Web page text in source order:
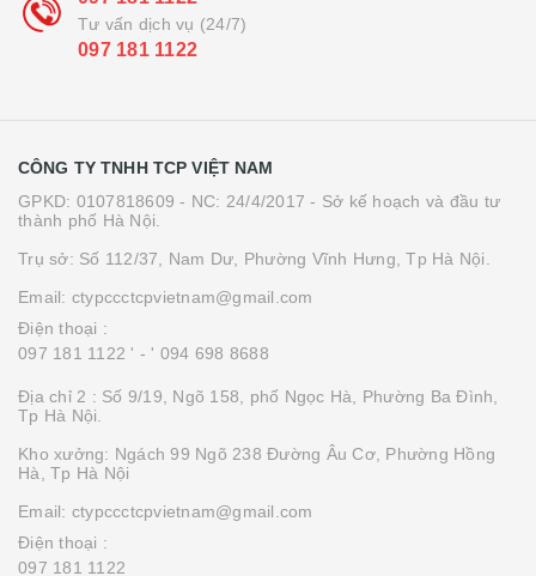
Tư vấn dịch vụ (24/7)
097 181 1122
CÔNG TY TNHH TCP VIỆT NAM
GPKD: 0107818609 - NC: 24/4/2017 - Sở kế hoạch và đầu tư
thành phố Hà Nội.
Trụ sở: Số 112/37, Nam Dư, Phường Vĩnh Hưng, Tp Hà Nội.
Email: ctypccctcpvietnam@gmail.com
Điện thoại :
097 181 1122 ' - ' 094 698 8688
Địa chỉ 2 : Số 9/19, Ngõ 158, phố Ngọc Hà, Phường Ba Đình,
Tp Hà Nội.
Kho xưởng: Ngách 99 Ngõ 238 Đường Âu Cơ, Phường Hồng
Hà, Tp Hà Nội
Email: ctypccctcpvietnam@gmail.com
Điện thoại :
097 181 1122